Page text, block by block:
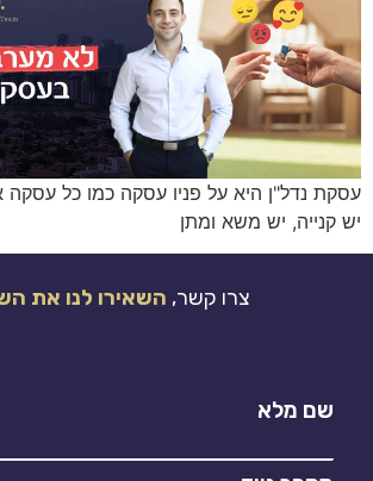
עסקת נדל"ן היא על פניו עסקה כמו כל
יש קנייה, יש משא ומתן
צרו קשר, השאירו לנו את
שם מלא